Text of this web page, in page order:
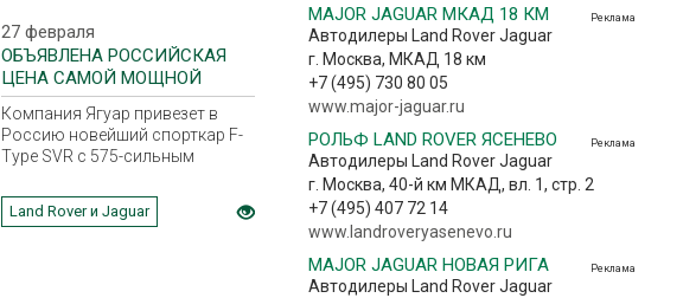
27 февраля
ОБЪЯВЛЕНА РОССИЙСКАЯ
ЦЕНА САМОЙ МОЩНОЙ
МОДЕЛИ JAGUAR
Компания Ягуар привезет в
Россию новейший спорткар F-
Type SVR с 575-сильным
Land Rover и Jaguar
Реклама
MAJOR JAGUAR МКАД 18 КМ
Автодилеры Land Rover Jaguar
г. Москва, МКАД 18 км
+7 (495) 730 80 05
www.major-jaguar.ru
Реклама
РОЛЬФ LAND ROVER ЯСЕНЕВО
Автодилеры Land Rover Jaguar
г. Москва, 40-й км МКАД, вл. 1, стр. 2
+7 (495) 407 72 14
www.landroveryasenevo.ru
Реклама
MAJOR JAGUAR НОВАЯ РИГА
Автодилеры Land Rover Jaguar